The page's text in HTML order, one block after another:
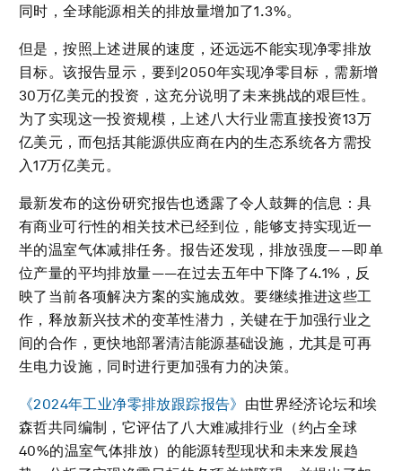
同时，全球能源相关的排放量增加了1.3%。
但是，按照上述进展的速度，还远远不能实现净零排放
目标。该报告显示，要到2050年实现净零目标，需新增
30万亿美元的投资，这充分说明了未来挑战的艰巨性。
为了实现这一投资规模，上述八大行业需直接投资13万
亿美元，而包括其能源供应商在内的生态系统各方需投
入17万亿美元。
最新发布的这份研究报告也透露了令人鼓舞的信息：具
有商业可行性的相关技术已经到位，能够支持实现近一
半的温室气体减排任务。报告还发现，排放强度——即单
位产量的平均排放量——在过去五年中下降了4.1%，反
映了当前各项解决方案的实施成效。要继续推进这些工
作，释放新兴技术的变革性潜力，关键在于加强行业之
间的合作，更快地部署清洁能源基础设施，尤其是可再
生电力设施，同时进行更加强有力的决策。
《2024年工业净零排放跟踪报告》 由世界经济论坛和埃
森哲共同编制，它评估了八大难减排行业（约占全球
40%的温室气体排放）的能源转型现状和未来发展趋